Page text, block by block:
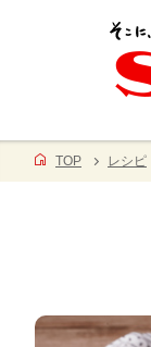
TOP レシピ